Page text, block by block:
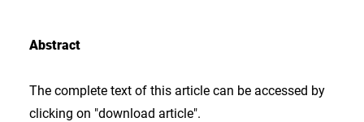
Abstract
The complete text of this article can be accessed by
clicking on "download article".